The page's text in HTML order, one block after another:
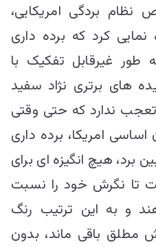
نظام بردگی امریکایی،
کرد که برده داری
طور غیرقابل تفکیک با
های برتری نژاد سفید
تعجب ندارد که حتی وقتی
امریکا، برده داری
را در سال 1865 از بین برد، هیچ انگیزه ای برای
تا نگرش خود را نسبت
و به این ترتیب رنگ
باقی ماند، بدون